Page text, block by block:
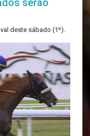
serão
deste sábado (1º).